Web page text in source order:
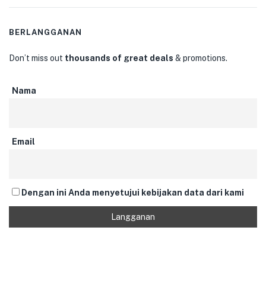
BERLANGGANAN
Don’t miss out thousands of great deals & promotions.
Nama
Email
Dengan ini Anda menyetujui kebijakan data dari kami